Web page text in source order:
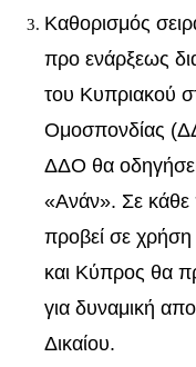
Καθορισμός
προ ενάρξεως
του Κυπριακού
Ομοσπονδίας
ΔΔΟ θα
«Ανάν». Σε κάθε
προβεί σε
και Κύπρος θα
για δυναμική
Δικαίου.